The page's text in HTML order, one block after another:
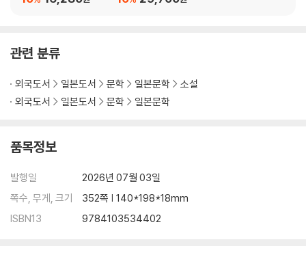
관련 분류
외국도서 일본도서 문학 일본문학
소설
외국도서
일본도서 문학 일본문학
품목정보
발행일
2026년 07월 03일
쪽수, 무게, 크기
352쪽 | 140*198*18mm
ISBN13
9784103534402